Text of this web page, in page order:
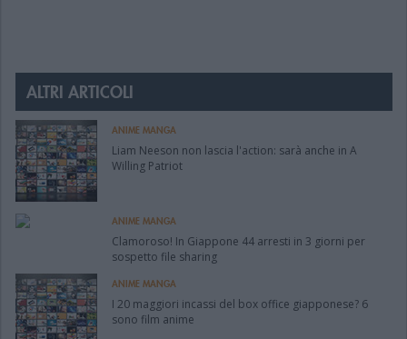
ALTRI ARTICOLI
ANIME MANGA
Liam Neeson non lascia l'action: sarà anche in A
Willing Patriot
ANIME MANGA
Clamoroso! In Giappone 44 arresti in 3 giorni per
sospetto file sharing
ANIME MANGA
I 20 maggiori incassi del box office giapponese? 6
sono film anime